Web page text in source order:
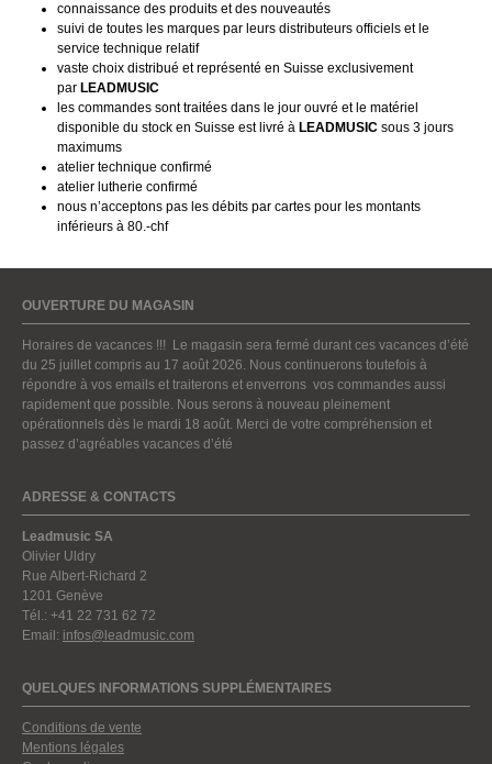
connaissance des produits et des nouveautés
suivi de toutes les marques par leurs distributeurs officiels et le
service technique relatif
vaste choix distribué et représenté en Suisse exclusivement
par LEADMUSIC
les commandes sont traitées dans le jour ouvré et le matériel
disponible du stock en Suisse est livré à LEADMUSIC sous 3 jours
maximums
atelier technique confirmé
atelier lutherie confirmé
nous n’acceptons pas les débits par cartes pour les montants
inférieurs à 80.-chf
OUVERTURE DU MAGASIN
Horaires de vacances !!! Le magasin sera fermé durant ces vacances d’été
du 25 juillet compris au 17 août 2026. Nous continuerons toutefois à
répondre à vos emails et traiterons et enverrons vos commandes aussi
rapidement que possible. Nous serons à nouveau pleinement
opérationnels dès le mardi 18 août. Merci de votre compréhension et
passez d’agréables vacances d’été
ADRESSE & CONTACTS
Leadmusic SA
Olivier Uldry
Rue Albert-Richard 2
1201 Genève
Tél.: +41 22 731 62 72
Email: infos@leadmusic.com
QUELQUES INFORMATIONS SUPPLÉMENTAIRES
Conditions de vente
Mentions légales